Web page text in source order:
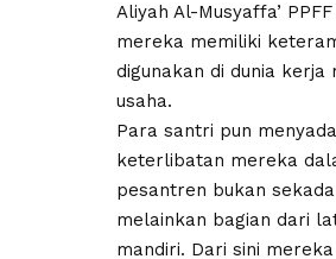
Aliyah Al-Musyaffa’
mereka memiliki
digunakan di dunia kerja
usaha.
Para santri pun
keterlibatan mereka
pesantren bukan
melainkan bagian dari
mandiri. Dari sini